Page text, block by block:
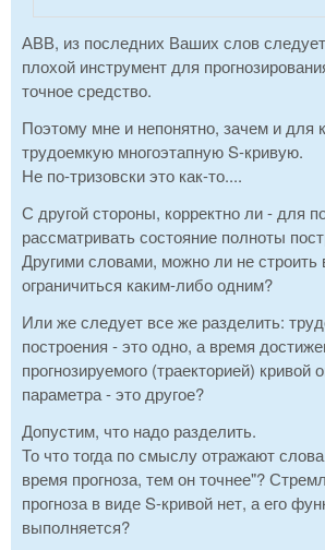
АВВ, из последних Ваших слов
плохой инструмент для
точное средство.
Поэтому мне и непонятно, зачем и для
трудоемкую многоэтапную S-кривую.
Не по-тризовски это как-то....
С другой стороны, корректно ли - для
рассматривать состояние полноты
Другими словами, можно ли не строить
ограничиться каким-либо одним?
Или же следует все же разделить:
построения - это одно, а время
прогнозируемого (траекторией) кривой
параметра - это другое?
Допустим, что надо разделить.
То что тогда по смыслу отражают
время прогноза, тем он точнее"?
прогноза в виде S-кривой нет, а его
выполняется?